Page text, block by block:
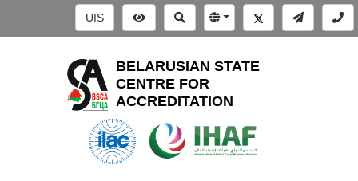
UIS
BELARUSIAN STATE
CENTRE FOR
ACCREDITATION